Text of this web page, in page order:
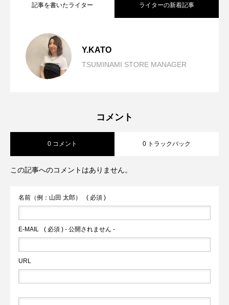
記事を書いたライター ライターの新着記事
Y.KATO
TSUMINAMI STORE MANAGER
2026.08.05
2026.07.29
ロングスリーブシャツ
コメント
0 コメント 0 トラックバック
この記事へのコメントはありません。
名前（例：山田 太郎） ( 必須 )
E-MAIL ( 必須 ) - 公開されません -
URL